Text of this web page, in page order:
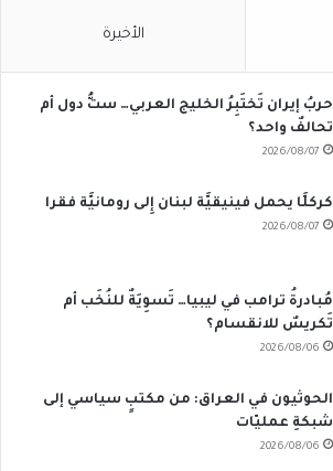
الأخيرة
حربُ إيران تَختَبِرُ الخليج العربي… ستُّ دول أم
تحالفٌ واحد؟
2026/08/07
كركلَّا يحمل فينيقيَّة لبنان إِلى رومانيَّة فقرا
2026/08/07
مُبادرةُ ترامب في ليبيا… تَسوِيَةٌ للنُخَب أم
تَكريسٌ للانقسام؟
2026/08/06
الحوثيون في العراق: من مكتبٍ سياسي إلى
شبكةِ عمليّات
2026/08/06